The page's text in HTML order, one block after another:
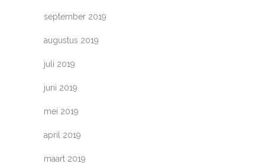
september 2019
augustus 2019
juli 2019
juni 2019
mei 2019
april 2019
maart 2019